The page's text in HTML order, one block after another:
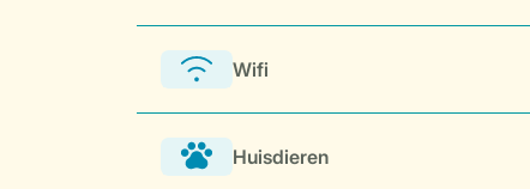
Wifi
Huisdieren